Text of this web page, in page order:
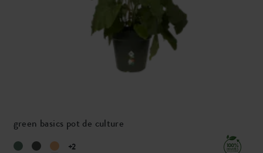
green basics pot de culture
+2